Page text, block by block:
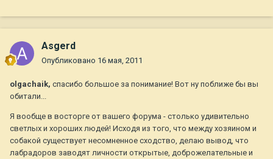
Asgerd
Опубликовано 16 мая, 2011
olgachaik, спасибо большое за понимание! Вот ну поближе бы вы
обитали...
Я вообще в восторге от вашего форума - столько удивительно
светлых и хороших людей! Исходя из того, что между хозяином и
собакой существует несомненное сходство, делаю вывод, что
лабрадоров заводят личности открытые, доброжелательные и